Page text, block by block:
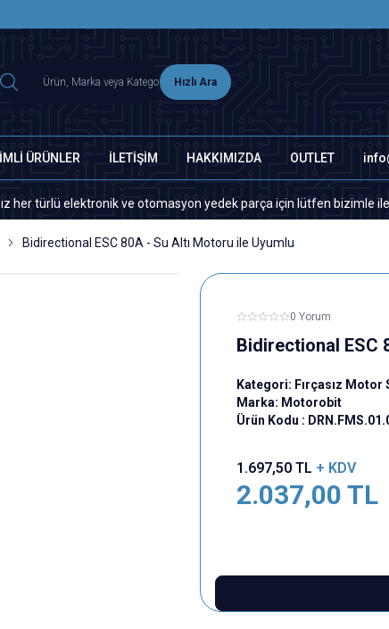
Hızlı Ara
ÜRÜNLER İLETİŞİM HAKKIMIZDA OUTLET
elektronik ve otomasyon yedek parça için lütfen bizimle iletişime
Bidirectional ESC 80A - Su Altı Motoru ile Uyumlu
0 Yorum
Bidirectional ESC
Kategori: Fırçasız Motor
Marka: Motorobit
Ürün Kodu :
1.697,50TL + KDV
2.037,00 TL